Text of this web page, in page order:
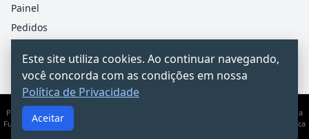
Painel
Pedidos
Carrinho
PCChacur Intermediação · CNPJ 31.928.499/0001-25 · Rua James Holland, 95 – Barra
Funda, São Paulo/SP · Documento informativo — não substitui consultoria jurídica
Este site utiliza cookies. Ao continuar navegando,
você concorda com as condições em nossa
Política de Privacidade
Aceitar